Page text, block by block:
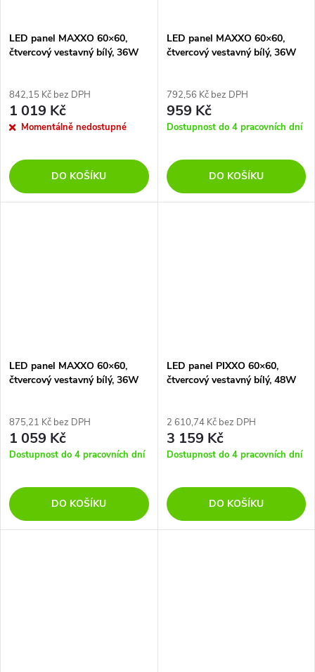
LED panel MAXXO 60×60,
čtvercový vestavný bílý, 36W
842,15 Kč bez DPH
1 019 Kč
Momentálně nedostupné
DO KOŠÍKU
LED panel MAXXO 60×60,
čtvercový vestavný bílý, 36W
792,56 Kč bez DPH
959 Kč
Dostupnost do 4 pracovních dní
DO KOŠÍKU
LED panel MAXXO 60×60,
čtvercový vestavný bílý, 36W
875,21 Kč bez DPH
1 059 Kč
Dostupnost do 4 pracovních dní
DO KOŠÍKU
LED panel PIXXO 60×60,
čtvercový vestavný bílý, 48W
2 610,74 Kč bez DPH
3 159 Kč
Dostupnost do 4 pracovních dní
DO KOŠÍKU